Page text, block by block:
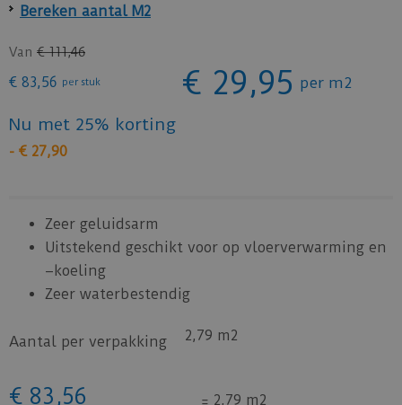
Bereken aantal M2
Van € 111,46
€ 83,56 per stuk € 29,95 per m2
Nu met 25% korting
- € 27,90
Zeer geluidsarm
Uitstekend geschikt voor op vloerverwarming en
–koeling
Zeer waterbestendig
Aantal per verpakking 2,79 m2
€ 83 ,56 = 2,79 m2